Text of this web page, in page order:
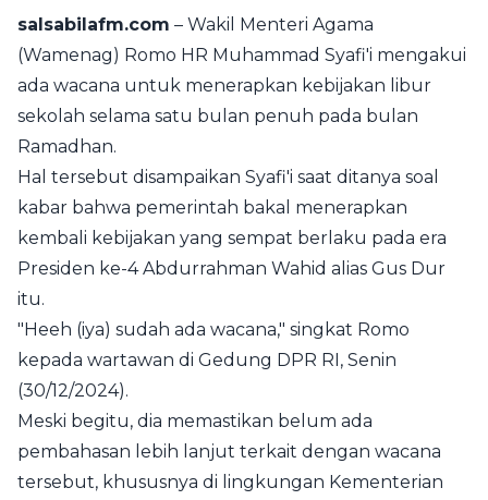
salsabilafm.com – Wakil Menteri Agama
(Wamenag) Romo HR Muhammad Syafi'i mengakui
ada wacana untuk menerapkan kebijakan libur
sekolah selama satu bulan penuh pada bulan
Ramadhan.
Hal tersebut disampaikan Syafi'i saat ditanya soal
kabar bahwa pemerintah bakal menerapkan
kembali kebijakan yang sempat berlaku pada era
Presiden ke-4 Abdurrahman Wahid alias Gus Dur
itu.
"Heeh (iya) sudah ada wacana," singkat Romo
kepada wartawan di Gedung DPR RI, Senin
(30/12/2024).
Meski begitu, dia memastikan belum ada
pembahasan lebih lanjut terkait dengan wacana
tersebut, khususnya di lingkungan Kementerian